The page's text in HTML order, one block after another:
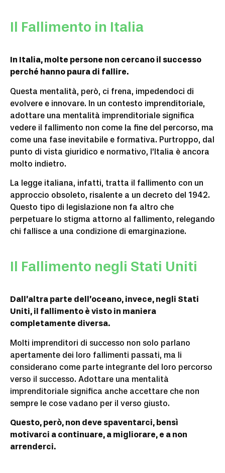
Il Fallimento in Italia
In Italia, molte persone non cercano il successo
perché hanno paura di fallire.
Questa mentalità, però, ci frena, impedendoci di
evolvere e innovare. In un contesto imprenditoriale,
adottare una mentalità imprenditoriale significa
vedere il fallimento non come la fine del percorso, ma
come una fase inevitabile e formativa. Purtroppo, dal
punto di vista giuridico e normativo, l’Italia è ancora
molto indietro.
La legge italiana, infatti, tratta il fallimento con un
approccio obsoleto, risalente a un decreto del 1942.
Questo tipo di legislazione non fa altro che
perpetuare lo stigma attorno al fallimento, relegando
chi fallisce a una condizione di emarginazione.
Il Fallimento negli Stati Uniti
Dall’altra parte dell’oceano, invece, negli Stati
Uniti, il fallimento è visto in maniera
completamente diversa.
Molti imprenditori di successo non solo parlano
apertamente dei loro fallimenti passati, ma li
considerano come parte integrante del loro percorso
verso il successo. Adottare una mentalità
imprenditoriale significa anche accettare che non
sempre le cose vadano per il verso giusto.
Questo, però, non deve spaventarci, bensì
motivarci a continuare, a migliorare, e a non
arrenderci.